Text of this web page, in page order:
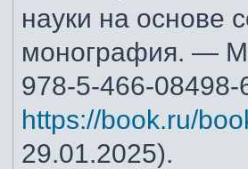
науки на основе
монография. —
978-5-466-
https://book.ru/
29.01.2025).